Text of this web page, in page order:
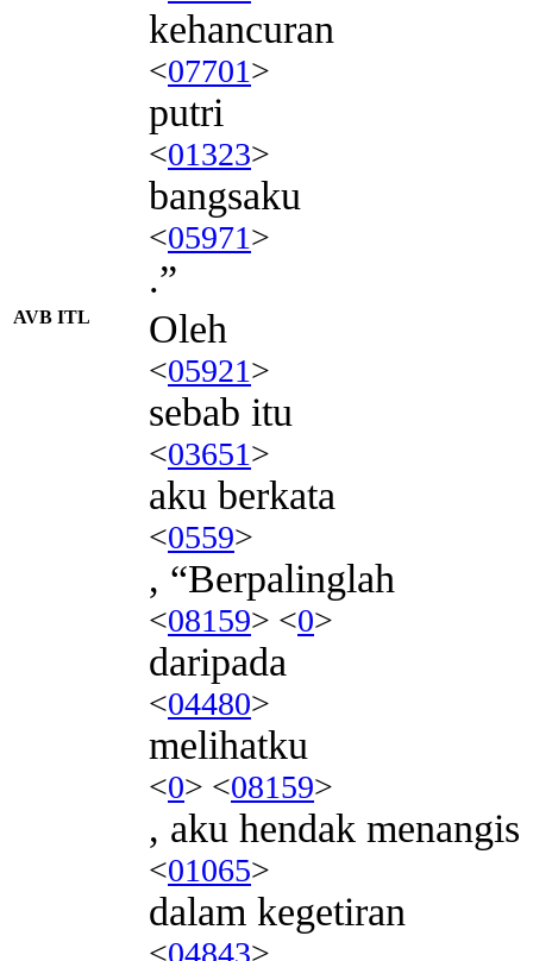
kehancuran
<07701>
putri
<01323>
bangsaku
<05971>
.”
AVB ITL Oleh
<05921>
sebab itu
<03651>
aku berkata
<0559>
, “Berpalinglah
<08159> <0>
daripada
<04480>
melihatku
<0> <08159>
, aku hendak menangis
<01065>
dalam kegetiran
<04843>